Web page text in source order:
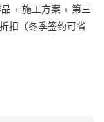
+ 施工方案 + 第三
扣（冬季签约可省